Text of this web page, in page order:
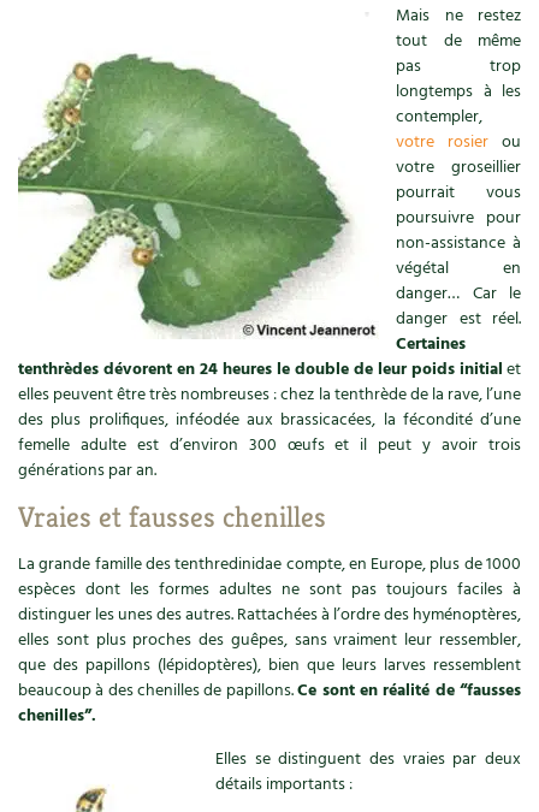
Dessert, Boulangerie
Techniques, conservation, organisation
Agenda, calendrier
NOUVEAUTÉS
Feuilleter le catalogue
Petit élevage
Cuisine saine
Alimentation et nutrition
Recettes de printemps
Recettes par type de plat
Recettes sans gluten
Recettes végétariennes et vegan
Matériaux écologiques
Énergie
Gestion de l’eau
Cuisine saine
Soins naturels
Société et alternatives
Les 4 saisons& vous
Questions à la rédaction
Entre abonné·es
Trucs & astuces
Trocs & petites annonces
Appels à témoignage
Bonnes adresses
Liste des pépiniéristes
Mieux consommer
Mais ne restez
tout de même
pas trop
longtemps à les
contempler,
votre rosier ou
votre groseillier
pourrait vous
poursuivre pour
non-assistance à
végétal en
danger… Car le
danger est réel.
Certaines
tenthrèdes dévorent en 24 heures le double de leur poids initialet
elles peuvent être très nombreuses : chez la tenthrède de la rave, l’une
des plus prolifiques, inféodée aux brassicacées, la fécondité d’une
femelle adulte est d’environ 300 œufs et il peut y avoir trois
générations par an.
Vraies et fausses chenilles
La grande famille des tenthredinidae compte, en Europe, plus de 1000
espèces dont les formes adultes ne sont pas toujours faciles à
distinguer les unes des autres. Rattachées à l’ordre des hyménoptères,
elles sont plus proches des guêpes, sans vraiment leur ressembler,
que des papillons (lépidoptères), bien que leurs larves ressemblent
beaucoup à des chenilles de papillons.Ce sont en réalité de “fausses
chenilles”.
Elles se distinguent des vraies par deux
détails importants :